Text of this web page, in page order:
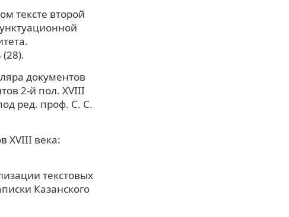
тексте второй
документов
2-й пол. XVIII
ред. проф. С. С.
XVIII века:
текстовых
Казанского